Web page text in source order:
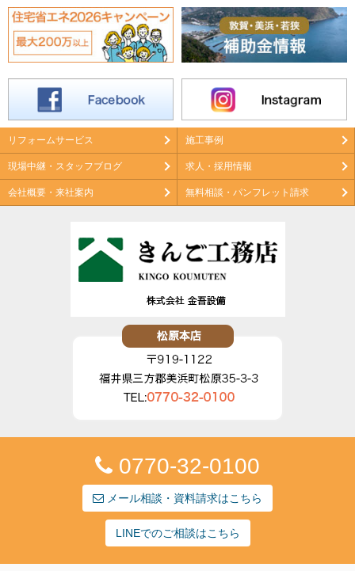
リフォームサービス 施工事例
現場中継・スタッフブログ 求人・採用情報
会社概要・来社案内 無料相談・パンフレット請求
0770-32-0100
メール相談・資料請求はこちら
LINEでのご相談はこちら